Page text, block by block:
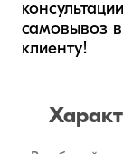
самовывоз
клиенту!